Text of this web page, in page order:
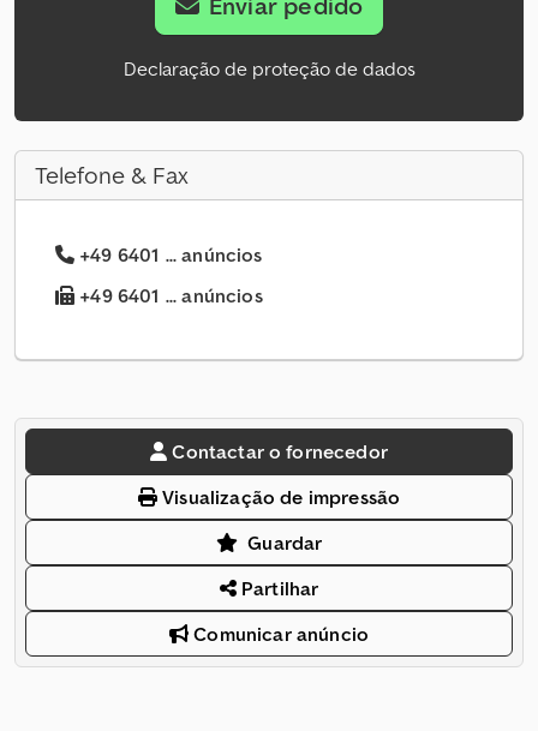
Declaração de proteção de dados
Telefone & Fax
+49 6401 ... anúncios
+49 6401 ... anúncios
Contactar o fornecedor
Visualização de impressão
Guardar
Partilhar
Comunicar anúncio